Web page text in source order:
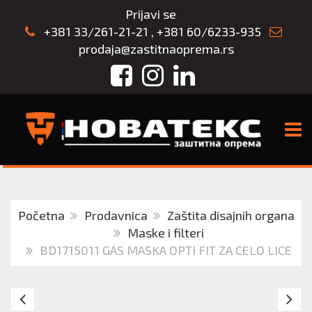
Prijavi se
+381 33/261-21-21 , +381 60/6233-935
prodaja@zastitnaoprema.rs
FacebookInstagram
LinkedIn
Početna Prodavnica
Zaštita disajnih organa
Maske i filteri
BD1715011 GAS MASKA OPTI FIT ZA CELO LICE
OPTIFIT